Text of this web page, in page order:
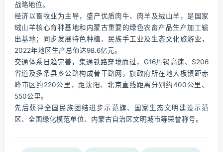
战略地位。
经济以畜牧业为主导，盛产优质肉牛、肉羊及绒山羊，是国家
绒山羊核心育种基地和内蒙古重要的绿色农畜产品生产加工输
出基地；同步发展特色种植、民族手工业及生态文化旅游业，
2022年地区生产总值达98.6亿元。
交通体系日趋完善，集通铁路穿境而过，G16丹锡高速、S206
省道及多条县乡公路构成骨干路网，旗政府所在地大板镇距赤
峰市区约220公里，距沈阳、北京直线距离分别约400公里、
550公里。
先后获评全国民族团结进步示范旗、国家生态文明建设示范
区、全国绿化模范单位、内蒙古自治区文明城市等荣誉称号。